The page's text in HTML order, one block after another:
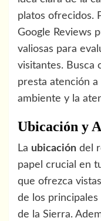
platos ofrecidos.
Google Reviews
valiosas para
visitantes. Busca
presta atención a
ambiente y la
Ubicación y
La ubicación del
papel crucial en
que ofrezca
de los
de la Sierra.